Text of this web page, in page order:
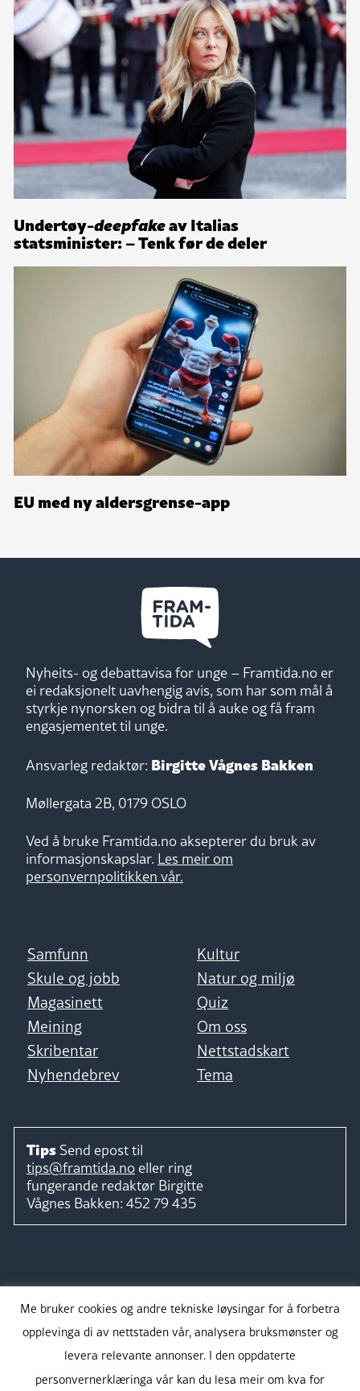
Undertøy-deepfakeav Italias
statsminister: – Tenk før de deler
EU med ny aldersgrense-app
Nyheits- og debattavisa for unge – Framtida.no er
ei redaksjonelt uavhengig avis, som har som mål å
styrkje nynorsken og bidra til å auke og få fram
engasjementet til unge.
Ansvarleg redaktør: Birgitte Vågnes Bakken
Møllergata 2B, 0179 OSLO
Ved å bruke Framtida.no aksepterer du bruk av
informasjonskapslar. Les meir om
personvernpolitikken vår.
Samfunn
Kultur
Skule og jobb
Natur og miljø
Magasinett
Quiz
Meining
Om oss
Skribentar
Nettstadskart
Nyhendebrev
Tema
Tips Send epost til
tips@framtida.no eller ring
fungerande redaktør Birgitte
Vågnes Bakken: 452 79 435
Me bruker cookies og andre tekniske løysingar for å forbetra
opplevinga di av nettstaden vår, analysera bruksmønster og
levera relevante annonser. I den oppdaterte
personvernerklæringa vår kan du lesa meir om kva for